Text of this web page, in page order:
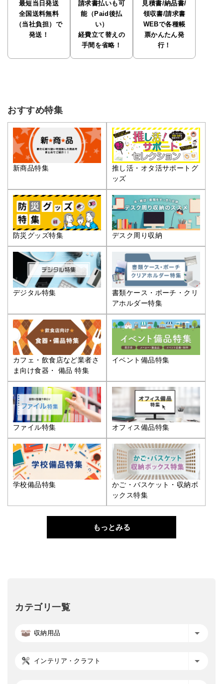
最短当日発送
全国送料無料
（当社負担）で
発送！
請求書払いも可
能（Paid後払
い）
経費立て替えの
手間を省略！
見積書/納品書/
領収書/請求書
WEBで各種帳
票かんたん発
行！
おすすめ特集
新商品特集
推し活・オタ活サポートグ
ッズ
防災グッズ特集 デスク周り収納
デジタル特集
書類ケース・ポーチ・クリ
アホルダー特集
カフェ・飲食店など業者さ
ま向け食器・ 備品 特集
イベント備品特集
ファイル特集 オフィス備品特集
学校備品特集
かご・バスケット・収納ボ
ックス特集
もっとみる
カテゴリ一覧
収納用品
インテリア・クラフト